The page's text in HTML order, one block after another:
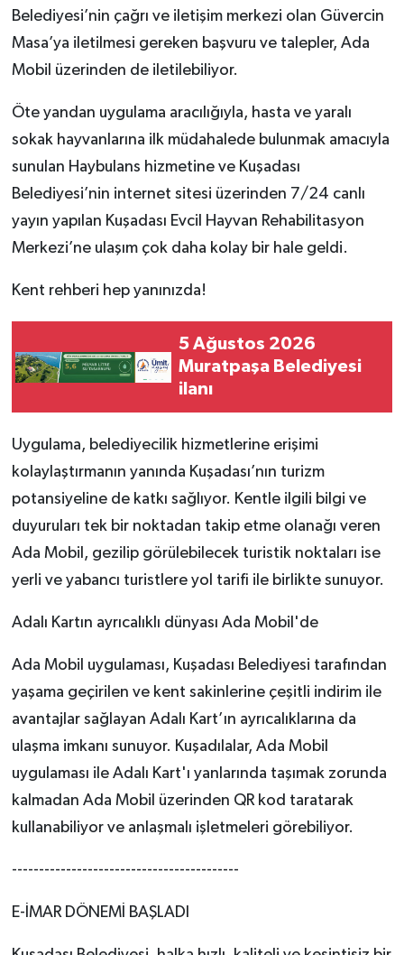
Belediyesi’nin çağrı ve iletişim merkezi olan Güvercin
Masa’ya iletilmesi gereken başvuru ve talepler, Ada
Mobil üzerinden de iletilebiliyor.
Öte yandan uygulama aracılığıyla, hasta ve yaralı
sokak hayvanlarına ilk müdahalede bulunmak amacıyla
sunulan Haybulans hizmetine ve Kuşadası
Belediyesi’nin internet sitesi üzerinden 7/24 canlı
yayın yapılan Kuşadası Evcil Hayvan Rehabilitasyon
Merkezi’ne ulaşım çok daha kolay bir hale geldi.
Kent rehberi hep yanınızda!
5 Ağustos 2026
Muratpaşa Belediyesi
ilanı
Uygulama, belediyecilik hizmetlerine erişimi
kolaylaştırmanın yanında Kuşadası’nın turizm
potansiyeline de katkı sağlıyor. Kentle ilgili bilgi ve
duyuruları tek bir noktadan takip etme olanağı veren
Ada Mobil, gezilip görülebilecek turistik noktaları ise
yerli ve yabancı turistlere yol tarifi ile birlikte sunuyor.
Adalı Kartın ayrıcalıklı dünyası Ada Mobil'de
Ada Mobil uygulaması, Kuşadası Belediyesi tarafından
yaşama geçirilen ve kent sakinlerine çeşitli indirim ile
avantajlar sağlayan Adalı Kart’ın ayrıcalıklarına da
ulaşma imkanı sunuyor. Kuşadılalar, Ada Mobil
uygulaması ile Adalı Kart'ı yanlarında taşımak zorunda
kalmadan Ada Mobil üzerinden QR kod taratarak
kullanabiliyor ve anlaşmalı işletmeleri görebiliyor.
------------------------------------------
E-İMAR DÖNEMİ BAŞLADI